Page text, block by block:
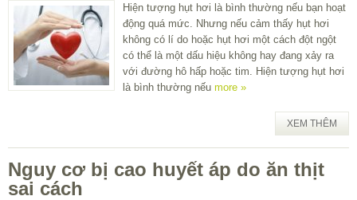
Hiện tượng hụt hơi là bình thường nếu bạn hoạt
động quá mức. Nhưng nếu cảm thấy hụt hơi
không có lí do hoặc hụt hơi một cách đột ngột
có thể là một dấu hiệu không hay đang xảy ra
với đường hô hấp hoặc tim. Hiện tượng hụt hơi
là bình thường nếu more »
XEM THÊM
Nguy cơ bị cao huyết áp do ăn thịt
sai cách